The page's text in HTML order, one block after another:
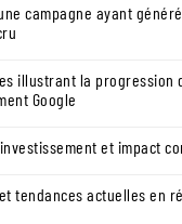
campagne ayant
illustrant la progression
Google
et impact
tendances actuelles en